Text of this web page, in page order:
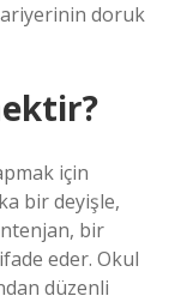
doruk
için
bir deyişle,
bir
eder. Okul
düzenli